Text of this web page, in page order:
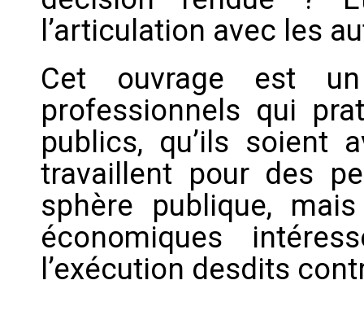
l’articulation avec les
Cet ouvrage est
professionnels qui
publics, qu’ils soient
travaillent pour des
sphère publique,
économiques
l’exécution desdits